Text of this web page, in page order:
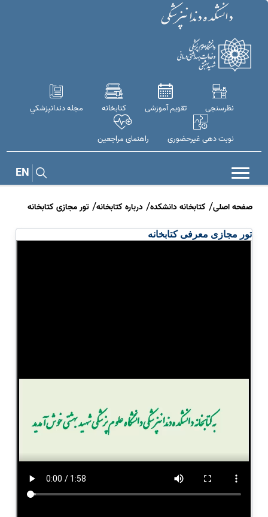
نظرسنجی تقویم آموزشی کتابخانه مجله دندانپزشكي
نوبت دهی غیرحضوری راهنمای مراجعین
EN
صفحه اصلی کتابخانه دانشکده درباره کتابخانه تور مجازی کتابخانه
تور مجازی معرفی کتابخانه